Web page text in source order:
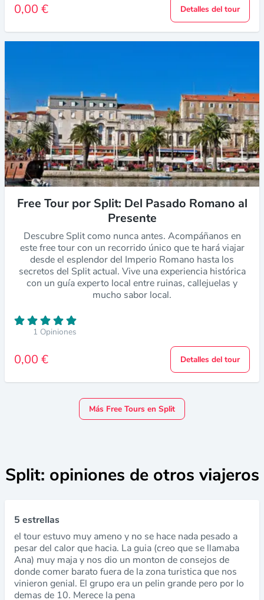
0,00 € Detalles del tour
Free Tour por Split: Del Pasado Romano al
Presente
Descubre Split como nunca antes. Acompáñanos en
este free tour con un recorrido único que te hará viajar
desde el esplendor del Imperio Romano hasta los
secretos del Split actual. Vive una experiencia histórica
con un guía experto local entre ruinas, callejuelas y
mucho sabor local.
1 Opiniones
0,00 € Detalles del tour
Más Free Tours en Split
Split: opiniones de otros viajeros
5 estrellas
el tour estuvo muy ameno y no se hace nada pesado a
pesar del calor que hacia. La guia (creo que se llamaba
Ana) muy maja y nos dio un monton de consejos de
donde comer barato fuera de la zona turistica que nos
vinieron genial. El grupo era un pelin grande pero por lo
demas de 10. Merece la pena